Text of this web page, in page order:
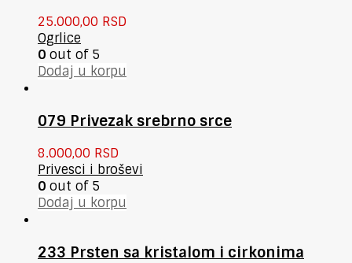
25.000,00 RSD
Ogrlice
0 out of 5
Dodaj u korpu
079 Privezak srebrno srce
8.000,00 RSD
Privesci i broševi
0 out of 5
Dodaj u korpu
233 Prsten sa kristalom i cirkonima